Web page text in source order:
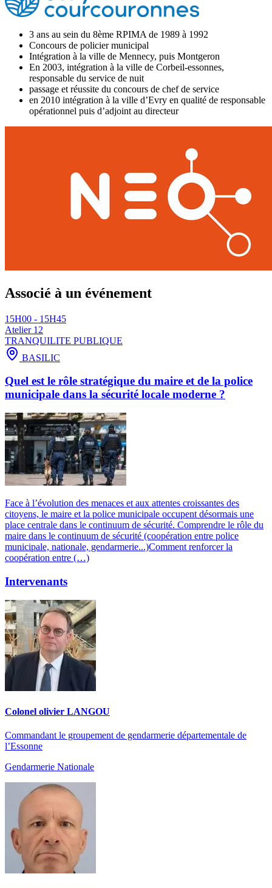
3 ans au sein du 8ème RPIMA de 1989 à 1992
Concours de policier municipal
Intégration à la ville de Mennecy, puis Montgeron
En 2003, intégration à la ville de Corbeil-essonnes,
responsable du service de nuit
passage et réussite du concours de chef de service
en 2010 intégration à la ville d’Evry en qualité de responsable
opérationnel puis d’adjoint au directeur
Associé à un événement
15H00 - 15H45
Atelier 12
TRANQUILITE PUBLIQUE
BASILIC
Quel est le rôle stratégique du maire et de la police
municipale dans la sécurité locale moderne ?
Face à l’évolution des menaces et aux attentes croissantes des
citoyens, le maire et la police municipale occupent désormais une
place centrale dans le continuum de sécurité. Comprendre le rôle du
maire dans le continuum de sécurité (coopération entre police
municipale, nationale, gendarmerie...)Comment renforcer la
coopération entre (…)
Intervenants
Colonel olivier LANGOU
Commandant le groupement de gendarmerie départementale de
l’Essonne
Gendarmerie Nationale